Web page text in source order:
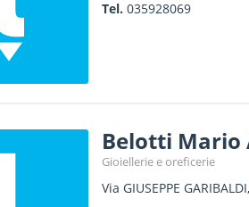
Tel. 035928069
Belotti Mario
Gioiellerie e oreficerie
Via GIUSEPPE